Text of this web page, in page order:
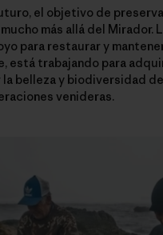
el objetivo de
más allá del Mirador.
para restaurar y
está trabajando para
belleza y biodiversidad
venideras.